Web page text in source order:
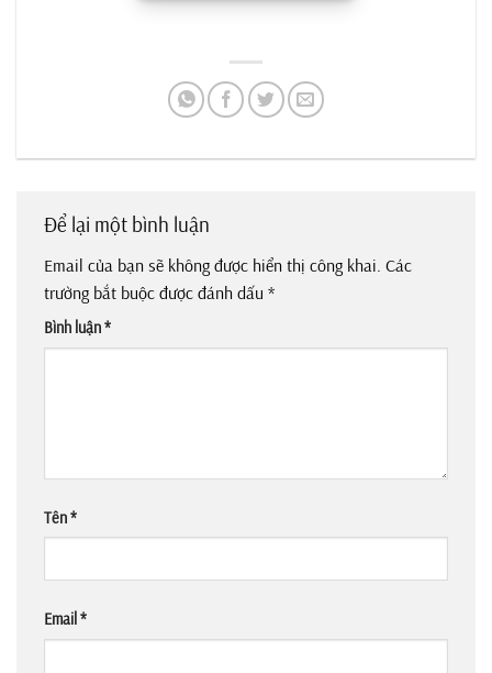
Để lại một bình luận
Email của bạn sẽ không được hiển thị công khai. Các
trường bắt buộc được đánh dấu *
Bình luận*
Tên*
Email *